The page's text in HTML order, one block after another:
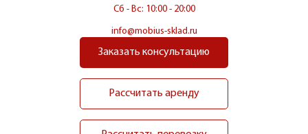
Сб - Вс: 10:00 - 20:00
info@mobius-sklad.ru
Заказать консультацию
Рассчитать аренду